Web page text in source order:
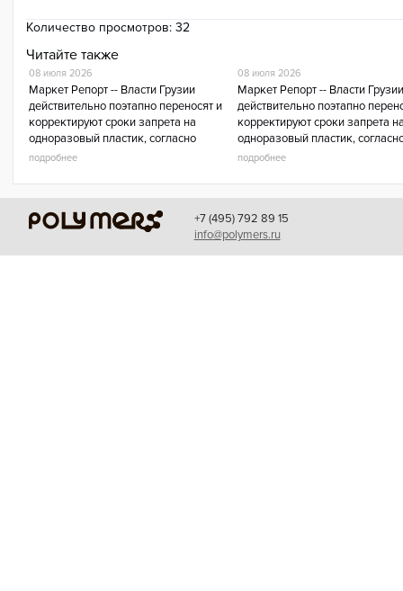
Количество просмотров: 32
Читайте также
08 июля 2026
Маркет Репорт -- Власти Грузии
действительно поэтапно переносят и
корректируют сроки запрета на
одноразовый пластик, согласно
обновленным правилам Министерства
сельского хозя
подробнее
08 июля 2026
Маркет Репорт -- Власти Грузии
действительно поэтапно
корректируют сроки запрета
одноразовый пластик,
обновленным правилам
сельского хозя
подробнее
+7 (495) 792 89 15
info@polymers.ru